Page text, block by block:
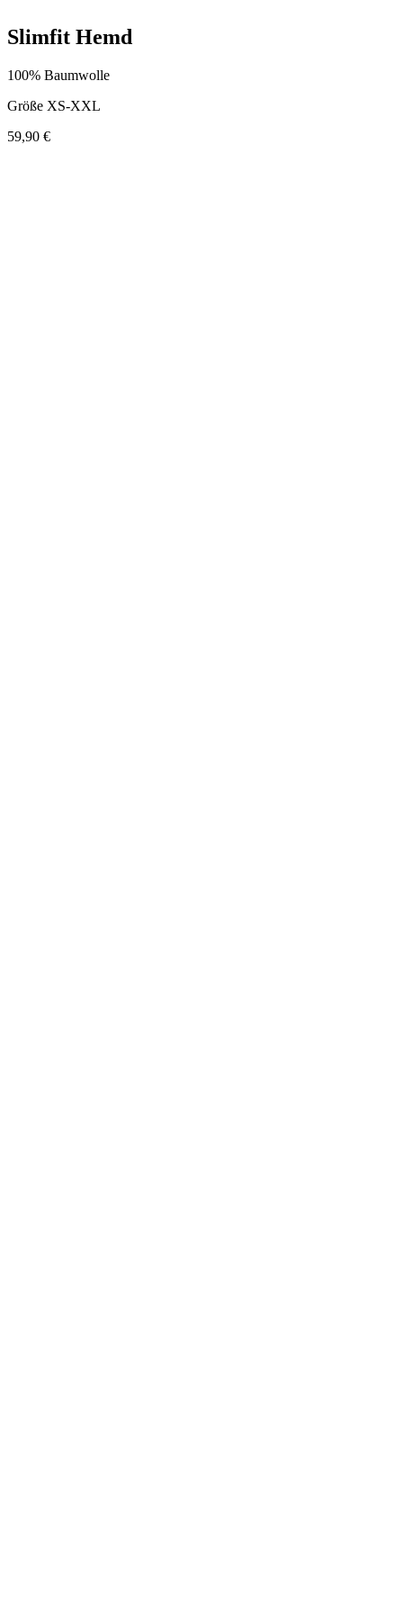
Slimfit Hemd
100% Baumwolle
Größe XS-XXL
59,90 €